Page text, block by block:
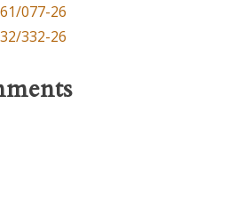
077-26
332-26